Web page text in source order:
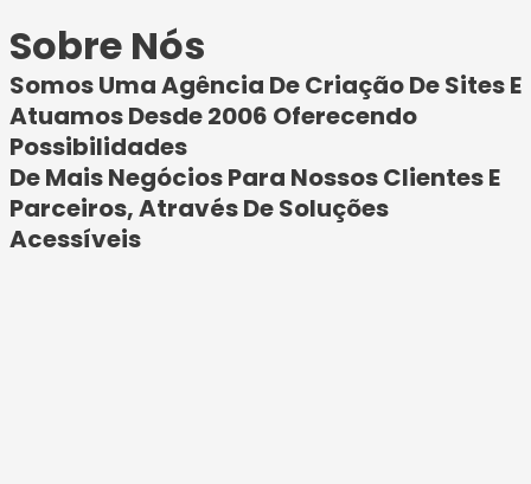
Sobre Nós
Somos Uma Agência De Criação De Sites E
Atuamos Desde 2006 Oferecendo
Possibilidades
De Mais Negócios Para Nossos Clientes E
Parceiros, Através De Soluções
Acessíveis